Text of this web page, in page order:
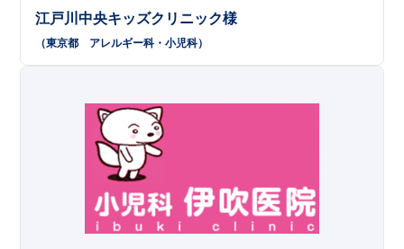
江戸川中央キッズクリニック様
（東京都 アレルギー科 小児科）